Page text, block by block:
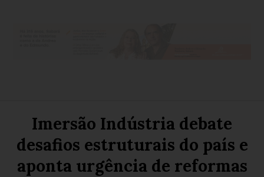
Imersão Indústria debate
desafios estruturais do país e
aponta urgência de reformas